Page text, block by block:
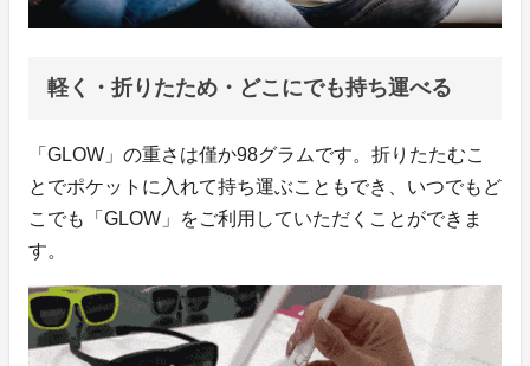
軽く・折りたため・どこにでも持ち運べる
「GLOW」の重さは僅か98グラムです。折りたたむこ
とでポケットに入れて持ち運ぶこともでき、いつでもど
こでも「GLOW」をご利用していただくことができま
す。